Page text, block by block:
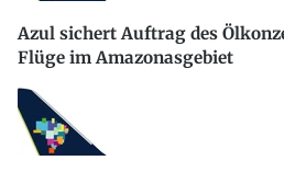
Azul sichert Auftrag des
Flüge im Amazonasgebiet